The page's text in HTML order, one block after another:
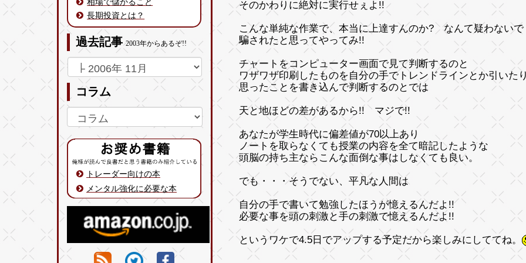
長期投資とは？
過去記事2003年からあるぞ!!
コラム
トレーダー向けの本
メンタル強化に必要な本
そのかわりに絶対に実行せぇよ!!
こんな単純な作業で、本当に上達すんのか? なんて疑わないで
騙されたと思ってやってみ!!
チャートをコンピューター画面で見て判断するのと
ワザワザ印刷したものを自分の手でトレンドラインとか引いた
思ったことを書き込んで判断するのとでは
天と地ほどの差があるから!! マジで!!
あなたが学生時代に偏差値が70以上あり
ノートを取らなくても授業の内容を全て暗記したような
頭脳の持ち主ならこんな面倒な事はしなくても良い。
でも・・・そうでない、平凡な人間は
自分の手で書いて勉強したほうが憶えるんだよ!!
必要な事を頭の刺激と手の刺激で憶えるんだよ!!
というワケで4.5日でアップする予定だから楽しみにしててね。